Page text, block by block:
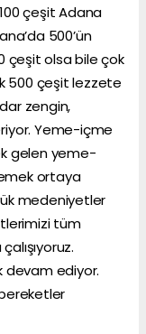
çeşit Adana
500’ün
çeşit olsa bile çok
500 çeşit lezzete
zengin,
Yeme-içme
gelen yeme-
ortaya
medeniyetler
tüm
devam ediyor.